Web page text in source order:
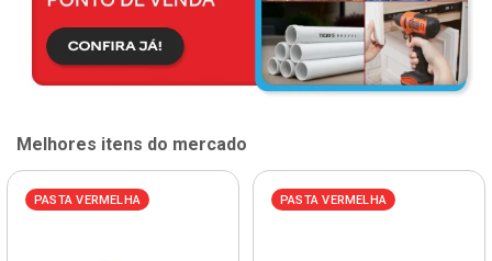
Melhores itens do mercado
PASTA VERMELHA PASTA VERMELHA